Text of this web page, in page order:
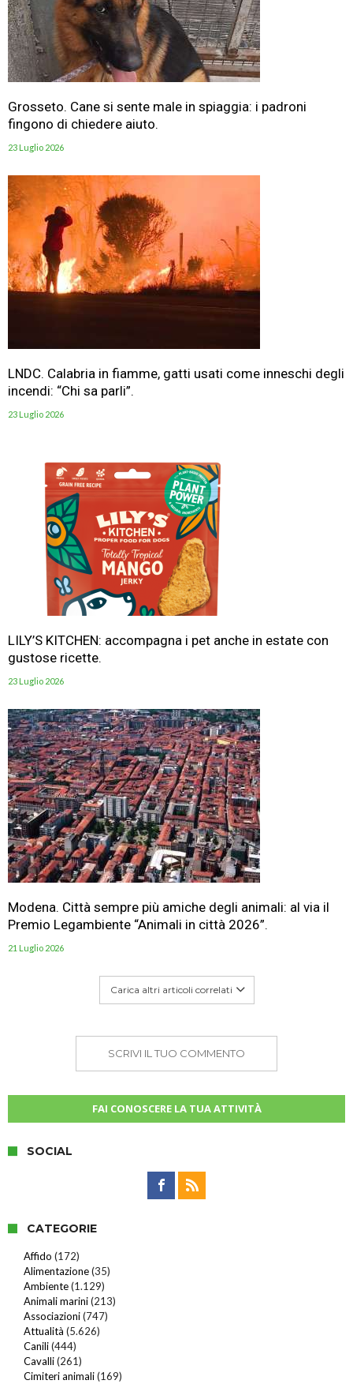
Grosseto. Cane si sente male in spiaggia: i padroni
fingono di chiedere aiuto.
23 Luglio 2026
LNDC. Calabria in fiamme, gatti usati come inneschi degli
incendi: “Chi sa parli”.
23 Luglio 2026
LILY’S KITCHEN: accompagna i pet anche in estate con
gustose ricette.
23 Luglio 2026
Modena. Città sempre più amiche degli animali: al via il
Premio Legambiente “Animali in città 2026”.
21 Luglio 2026
Carica altri articoli correlati
SCRIVI IL TUO COMMENTO
FAI CONOSCERE LA TUA ATTIVITÀ
SOCIAL
CATEGORIE
Affido (172)
Alimentazione(35)
Ambiente(1.129)
Animali marini(213)
Associazioni(747)
Attualità (5.626)
Canili(444)
Cavalli(261)
Cimiteri animali(169)